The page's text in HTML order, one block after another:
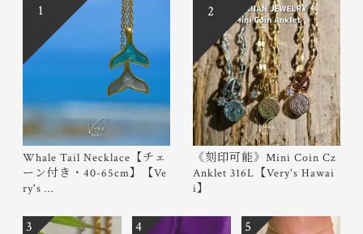
Whale Tail Necklace【チェ
ーン付き・40-65cm】【Ve
ry's …
1
《刻印可能》Mini Coin Cz
Anklet 316L【Very's Hawai
i】
2
3 4 5